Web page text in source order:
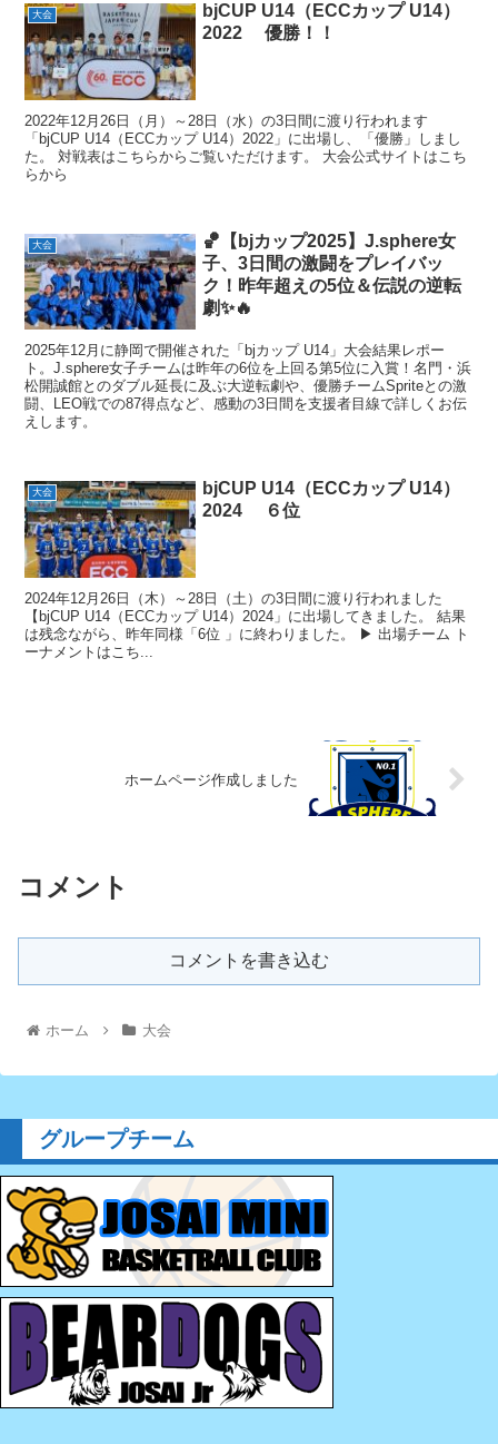
大会
bjCUP U14（ECCカップ U14）
2022 優勝！！
2022年12月26日（月）～28日（水）の3日間に渡り行われます
「bjCUP U14（ECCカップ U14）2022」に出場し、「優勝」しまし
た。 対戦表はこちらからご覧いただけます。 大会公式サイトはこち
らから
大会
🏀【bjカップ2025】J.sphere女
子、3日間の激闘をプレイバッ
ク！昨年超えの5位＆伝説の逆転
劇✨🔥
2025年12月に静岡で開催された「bjカップ U14」大会結果レポー
ト。J.sphere女子チームは昨年の6位を上回る第5位に入賞！名門・浜
松開誠館とのダブル延長に及ぶ大逆転劇や、優勝チームSpriteとの激
闘、LEO戦での87得点など、感動の3日間を支援者目線で詳しくお伝
えします。
大会
bjCUP U14（ECCカップ U14）
2024 ６位
2024年12月26日（木）～28日（土）の3日間に渡り行われました
【bjCUP U14（ECCカップ U14）2024」に出場してきました。 結果
は残念ながら、昨年同様「6位 」に終わりました。 ▶ 出場チーム ト
ーナメントはこち...
ホームページ作成しました
コメント
コメントを書き込む
ホーム 大会
グループチーム